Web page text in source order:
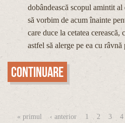
dobândească scopul amintit
să vorbim de acum înainte
care duce la cetatea
astfel să alerge pe ea cu
Continuare
« primul ‹ anterior 1 2 3 4